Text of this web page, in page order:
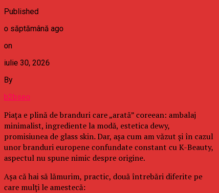
Published
o săptămână ago
on
iulie 30, 2026
By
b2bseo
Piața e plină de branduri care „arată” coreean: ambalaj
minimalist, ingrediente la modă, estetica dewy,
promisiunea de glass skin. Dar, așa cum am văzut și în cazul
unor branduri europene confundate constant cu K-Beauty,
aspectul nu spune nimic despre origine.
Așa că hai să lămurim, practic, două întrebări diferite pe
care mulți le amestecă: